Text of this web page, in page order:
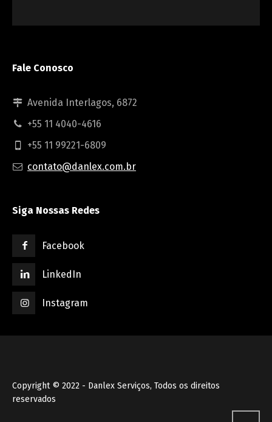
Fale Conosco
Avenida Interlagos, 6872
+55 11 4040-4616
+55 11 99221-6809
contato@danlex.com.br
Siga Nossas Redes
Facebook
LinkedIn
Instagram
Copyright © 2022 - Danlex Serviços, Todos os direitos
reservados